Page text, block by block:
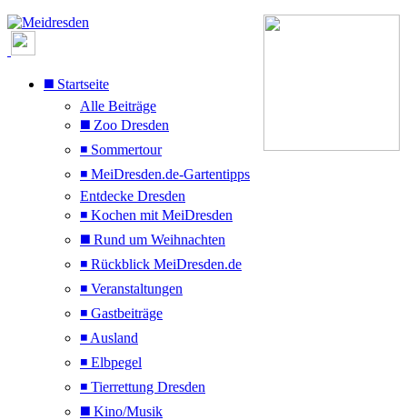
◼️ Startseite
Alle Beiträge
◼️ Zoo Dresden
◾ Sommertour
◾ MeiDresden.de-Gartentipps
Entdecke Dresden
◾ Kochen mit MeiDresden
◼️ Rund um Weihnachten
◾ Rückblick MeiDresden.de
◾ Veranstaltungen
◾ Gastbeiträge
◾ Ausland
◾ Elbpegel
◾ Tierrettung Dresden
◼️ Kino/Musik